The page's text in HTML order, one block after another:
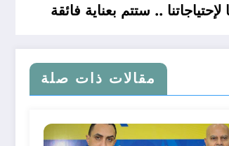
.. ستتم بعناية فائقة
مقالات ذات صلة